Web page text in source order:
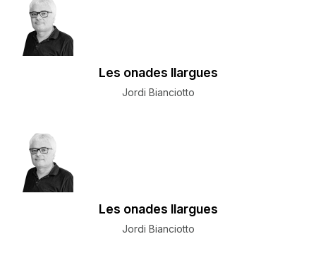
Les onades llargues
Jordi Bianciotto
Les onades llargues
Jordi Bianciotto